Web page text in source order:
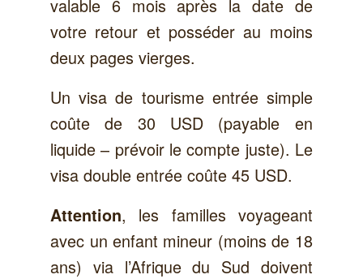
valable 6 mois après la date de
votre retour et posséder au moins
deux pages vierges.
Un visa de tourisme entrée simple
coûte de 30 USD (payable en
liquide – prévoir le compte juste). Le
visa double entrée coûte 45 USD.
Attention, les familles voyageant
avec un enfant mineur (moins de 18
ans) via l’Afrique du Sud doivent